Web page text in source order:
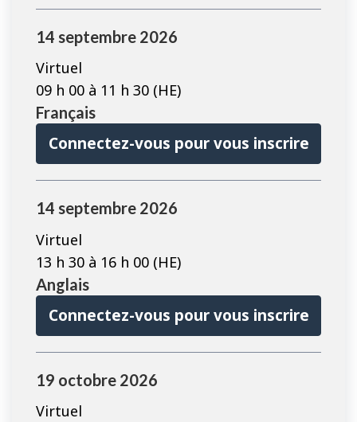
cours
préalables
sont
affichés
sur
page
14 septembre 2026
Virtuel
09 h 00 à 11 h 30 (HE)
Français
Connectez-vous pour vous inscrire
14 septembre 2026
Virtuel
13 h 30 à 16 h 00 (HE)
Anglais
Connectez-vous pour vous inscrire
19 octobre 2026
Virtuel